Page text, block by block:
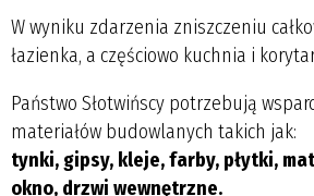
W wyniku zdarzenia zniszczeniu
łazienka, a częściowo kuchnia i
Państwo Słotwińscy potrzebują
materiałów budowlanych takich jak:
tynki, gipsy, kleje, farby, płytki,
okno, drzwi wewnętrzne.